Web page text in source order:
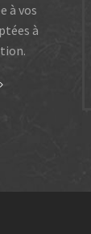
à vos
à